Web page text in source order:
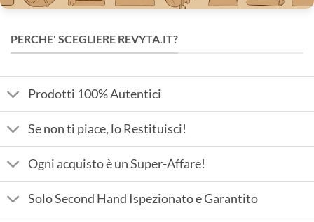
PERCHE' SCEGLIERE REVYTA.IT?
Prodotti 100% Autentici
Se non ti piace, lo Restituisci!
Ogni acquisto è un Super-Affare!
Solo Second Hand Ispezionato e Garantito